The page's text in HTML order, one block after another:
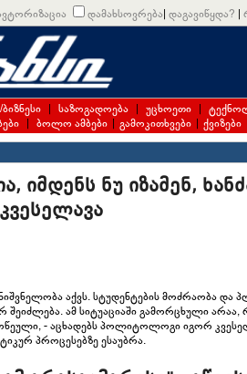
დამახსოვრება| დაგავიწყდა? |
| საზოგადოება | უცხოეთი |
| ბოლო ამბები | გამოკითხვები | ქვიზები
იმდენს ნუ იზამენ,
აქვს. სტუდენტების მოძრაობა და
ამ სიტუაციაში გამორცხული არაა,
- აცხადებს პოლიტოლოგი იგორ
პროცესებზე ესაუბრა.